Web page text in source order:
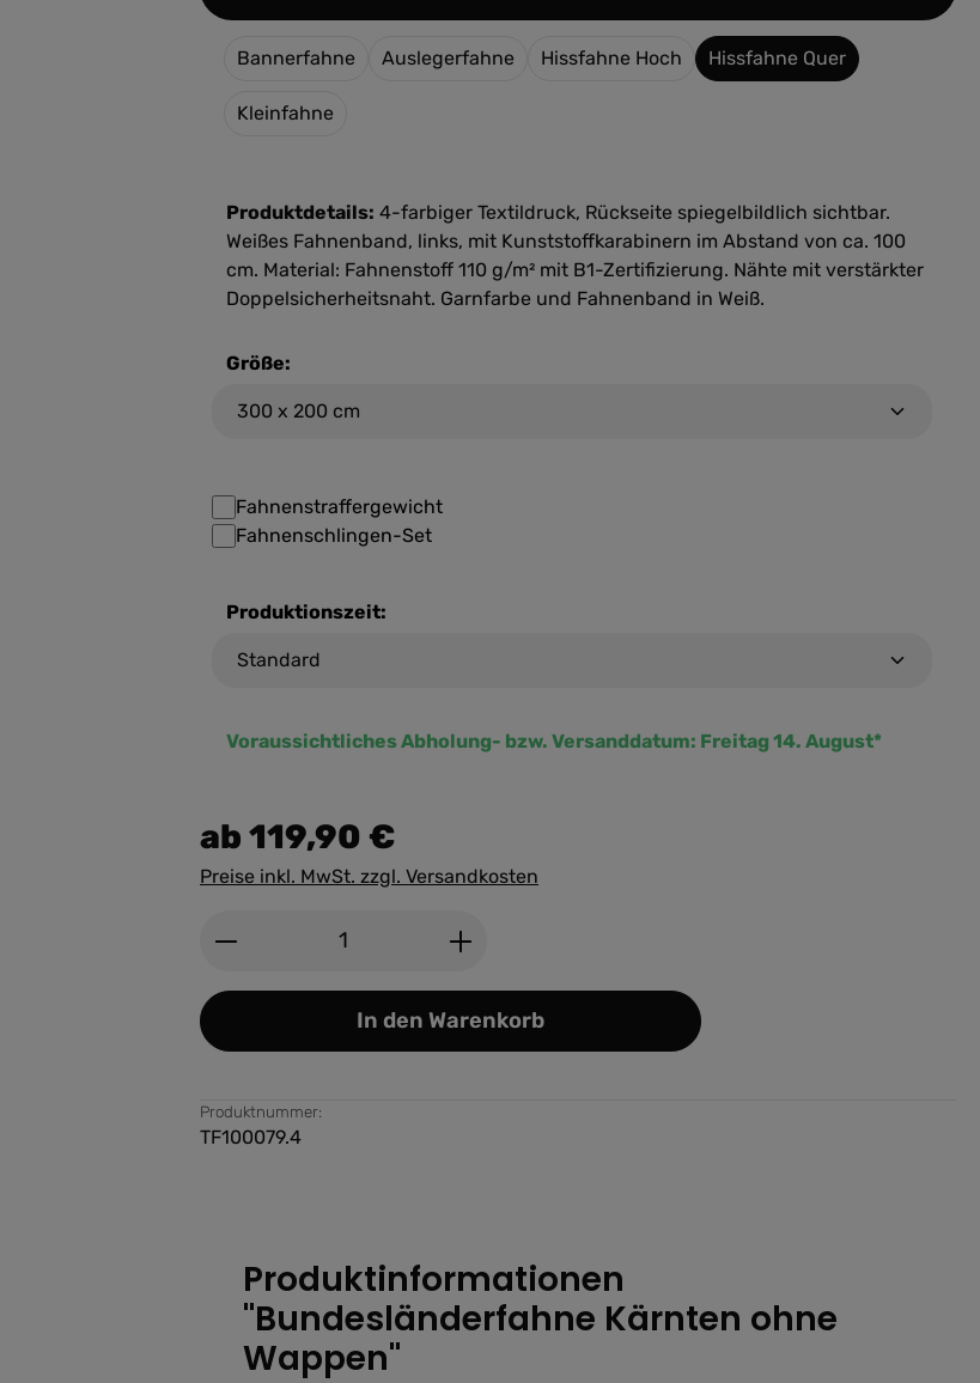
Bannerfahne Auslegerfahne Hissfahne Hoch Hissfahne Quer
Kleinfahne
Produktdetails: 4-farbiger Textildruck, Rückseite spiegelbildlich sichtbar.
Weißes Fahnenband, links, mit Kunststoffkarabinern im Abstand von ca. 100
cm. Material: Fahnenstoff 110 g/m² mit B1-Zertifizierung. Nähte mit verstärkter
Doppelsicherheitsnaht. Garnfarbe und Fahnenband in Weiß.
Größe:
Fahnenstraffergewicht
Fahnenschlingen-Set
Produktionszeit:
Voraussichtliches Abholung- bzw. Versanddatum: Freitag 14. August*
Produkt Anzahl: Gib den gewünschten Wert ein oder
In den Warenkorb
ab 119,90 €
Preise inkl. MwSt. zzgl. Versandkosten
Produktnummer:
TF100079.4
Produktinformationen
"Bundesländerfahne Kärnten ohne
Wappen"